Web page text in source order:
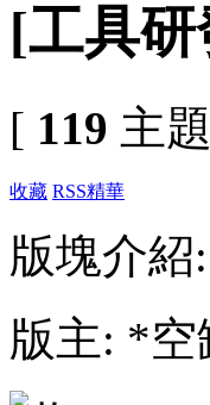
[工具
[ 119 主
收藏 RSS精華
版塊介紹:
版主: *